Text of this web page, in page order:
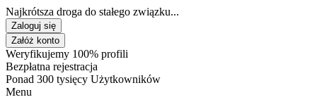
Najkrótsza droga do stałego związku...
Zaloguj się
Załóż konto
Weryfikujemy 100% profili
Bezpłatna rejestracja
Ponad 300 tysięcy Użytkowników
Menu